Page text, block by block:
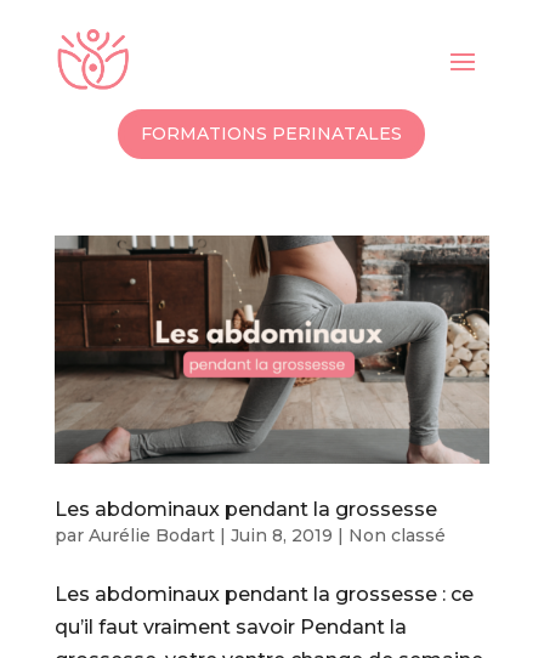
FORMATIONS PERINATALES
Les abdominaux pendant la grossesse
par Aurélie Bodart| Juin 8, 2019 | Non classé
Les abdominaux pendant la grossesse : ce
qu’il faut vraiment savoir Pendant la